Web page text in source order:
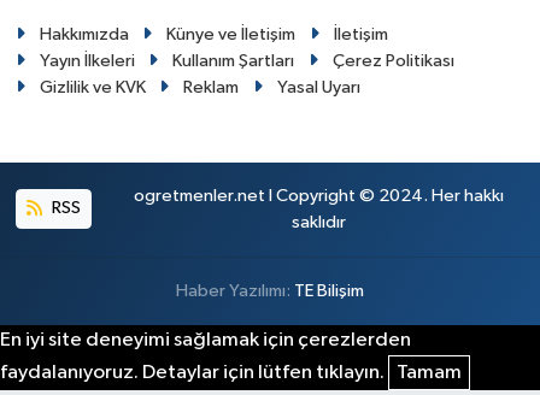
Hakkımızda Künye ve İletişim
İletişim
Yayın İlkeleri
Kullanım Şartları
Çerez Politikası
Gizlilik ve KVK
Reklam Yasal Uyarı
RSS
ogretmenler.net I Copyright © 2024. Her hakkı
saklıdır
Haber Yazılımı: TE Bilişim
En iyi site deneyimi sağlamak için çerezlerden
faydalanıyoruz. Detaylar için lütfen tıklayın.
Tamam